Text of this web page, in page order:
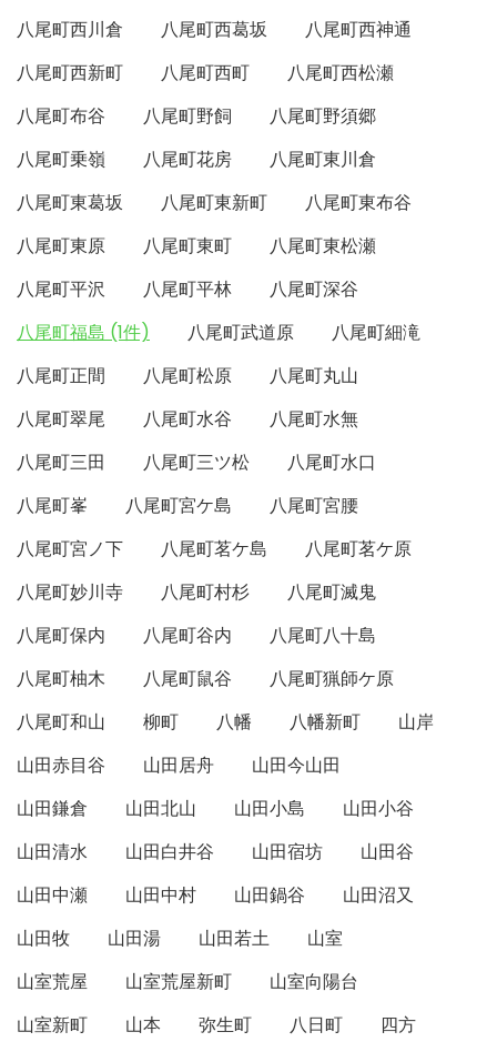
八尾町西川倉
八尾町西葛坂
八尾町西神通
八尾町西新町
八尾町西町
八尾町西松瀬
八尾町布谷
八尾町野飼
八尾町野須郷
八尾町乗嶺
八尾町花房
八尾町東川倉
八尾町東葛坂
八尾町東新町
八尾町東布谷
八尾町東原
八尾町東町
八尾町東松瀬
八尾町平沢
八尾町平林
八尾町深谷
八尾町福島 (1件)
八尾町武道原
八尾町細滝
八尾町正間
八尾町松原
八尾町丸山
八尾町翠尾
八尾町水谷
八尾町水無
八尾町三田
八尾町三ツ松
八尾町水口
八尾町峯
八尾町宮ケ島
八尾町宮腰
八尾町宮ノ下
八尾町茗ケ島
八尾町茗ケ原
八尾町妙川寺
八尾町村杉
八尾町滅鬼
八尾町保内
八尾町谷内
八尾町八十島
八尾町柚木
八尾町鼠谷
八尾町猟師ケ原
八尾町和山
柳町 八幡 八幡新町
山岸
山田赤目谷
山田居舟
山田今山田
山田鎌倉
山田北山 山田小島
山田小谷
山田清水
山田白井谷 山田宿坊
山田谷
山田中瀬
山田中村 山田鍋谷
山田沼又
山田牧
山田湯 山田若土
山室
山室荒屋
山室荒屋新町
山室向陽台
山室新町
山本 弥生町 八日町
四方